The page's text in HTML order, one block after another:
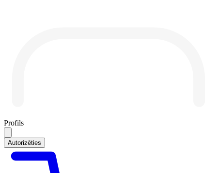
Profils
Autorizēties